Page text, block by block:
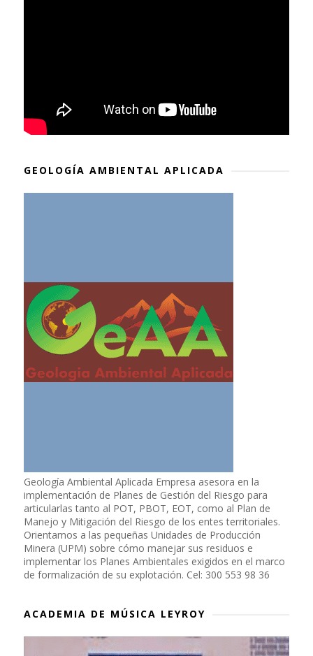
GEOLOGÍA AMBIENTAL APLICADA
Geología Ambiental Aplicada Empresa asesora en la
implementación de Planes de Gestión del Riesgo para
articularlas tanto al POT, PBOT, EOT, como al Plan de
Manejo y Mitigación del Riesgo de los entes territoriales.
Orientamos a las pequeñas Unidades de Producción
Minera (UPM) sobre cómo manejar sus residuos e
implementar los Planes Ambientales exigidos en el marco
de formalización de su explotación. Cel: 300 553 98 36
ACADEMIA DE MÚSICA LEYROY